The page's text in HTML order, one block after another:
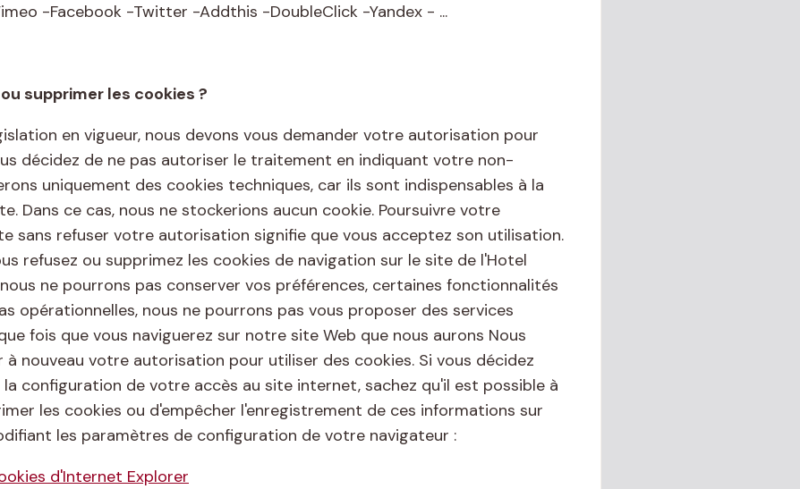
-Facebook -Twitter -Addthis -DoubleClick -Yandex - ...
supprimer les cookies ?
en vigueur, nous devons vous demander votre autorisation pour
décidez de ne pas autoriser le traitement en indiquant votre non-
uniquement des cookies techniques, car ils sont indispensables à la
Dans ce cas, nous ne stockerions aucun cookie. Poursuivre votre
sans refuser votre autorisation signifie que vous acceptez son utilisation.
refusez ou supprimez les cookies de navigation sur le site de l'Hotel
ne pourrons pas conserver vos préférences, certaines fonctionnalités
opérationnelles, nous ne pourrons pas vous proposer des services
fois que vous naviguerez sur notre site Web que nous aurons Nous
à nouveau votre autorisation pour utiliser des cookies. Si vous décidez
configuration de votre accès au site internet, sachez qu'il est possible à
les cookies ou d'empêcher l'enregistrement de ces informations sur
les paramètres de configuration de votre navigateur :
d'Internet Explorer